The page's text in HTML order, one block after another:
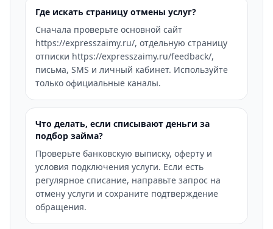
Где искать страницу отмены услуг?
Сначала проверьте основной сайт
https://expresszaimy.ru/, отдельную страницу
отписки https://expresszaimy.ru/feedback/,
письма, SMS и личный кабинет. Используйте
только официальные каналы.
Что делать, если списывают деньги за
подбор займа?
Проверьте банковскую выписку, оферту и
условия подключения услуги. Если есть
регулярное списание, направьте запрос на
отмену услуги и сохраните подтверждение
обращения.